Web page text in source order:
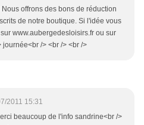
offrons des bons de réduction
de notre boutique. Si l'idée vous
www.aubergedesloisirs.fr ou sur
/> <br /> <br />
2011 15:31
beaucoup de l'info sandrine<br />